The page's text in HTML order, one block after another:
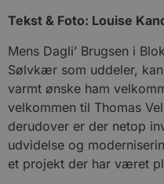
Tekst & Foto: Louise
Mens Dagli’ Brugsen i
Sølvkær som uddeler,
varmt ønske ham
velkommen til Thomas
derudover er der netop
udvidelse og
et projekt der har været